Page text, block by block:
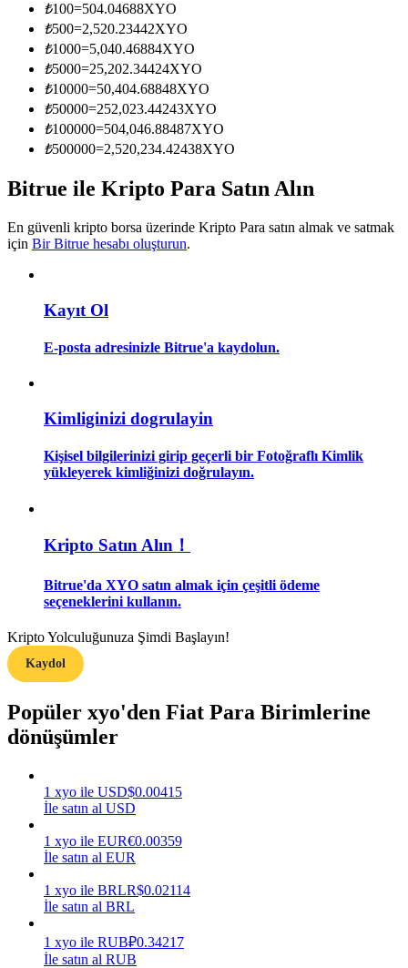
Bilgi
Ticaret bilgileri vb. dahil olmak üzere büyük veri analizi.
Rehber
Nasıl kârlı kalabileceğinizi öğrenin
Kazan
Power Piggy
₺100=504.04688XYO
₺500=2,520.23442XYO
₺1000=5,040.46884XYO
₺5000=25,202.34424XYO
₺10000=50,404.68848XYO
₺50000=252,023.44243XYO
₺100000=504,046.88487XYO
₺500000=2,520,234.42438XYO
Bitrue ile Kripto Para Satın Alın
En güvenli kripto borsa üzerinde Kripto Para satın almak ve satmak
için Bir Bitrue hesabı oluşturun.
Kayıt Ol
E-posta adresinizle Bitrue'a kaydolun.
Kimliginizi dogrulayin
Kişisel bilgilerinizi girip geçerli bir Fotoğraflı Kimlik
yükleyerek kimliğinizi doğrulayın.
Kripto Satın Alın！
Bitrue'da XYO satın almak için çeşitli ödeme
seçeneklerini kullanın.
Kripto Yolculuğunuza Şimdi Başlayın!
Kaydol
Popüler xyo'den Fiat Para Birimlerine
dönüşümler
1 xyo ile USD$0.00415
İle satın al USD
1 xyo ile EUR€0.00359
İle satın al EUR
1 xyo ile BRLR$0.02114
İle satın al BRL
1 xyo ile RUB₽0.34217
İle satın al RUB